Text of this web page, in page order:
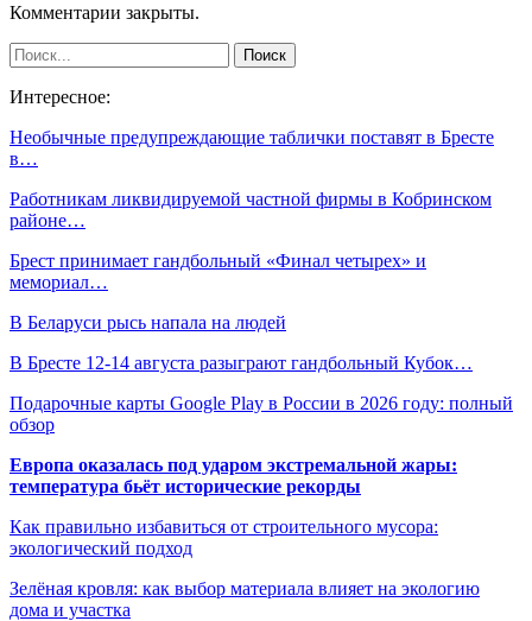
Комментарии закрыты.
Интересное:
Необычные предупреждающие таблички поставят в Бресте
в…
Работникам ликвидируемой частной фирмы в Кобринском
районе…
Брест принимает гандбольный «Финал четырех» и
мемориал…
В Беларуси рысь напала на людей
В Бресте 12-14 августа разыграют гандбольный Кубок…
Подарочные карты Google Play в России в 2026 году: полный
обзор
Европа оказалась под ударом экстремальной жары:
температура бьёт исторические рекорды
Как правильно избавиться от строительного мусора:
экологический подход
Зелёная кровля: как выбор материала влияет на экологию
дома и участка